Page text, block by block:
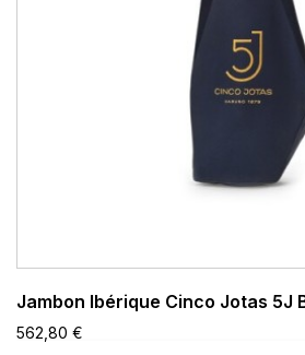
Jambon Ibérique Cinco Jotas 5J
562,80 €